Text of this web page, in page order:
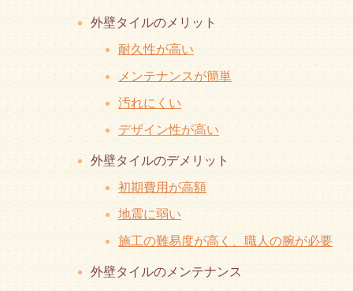
外壁タイルのメリット
耐久性が高い
メンテナンスが簡単
汚れにくい
デザイン性が高い
外壁タイルのデメリット
初期費用が高額
地震に弱い
施工の難易度が高く、職人の腕が必要
外壁タイルのメンテナンス